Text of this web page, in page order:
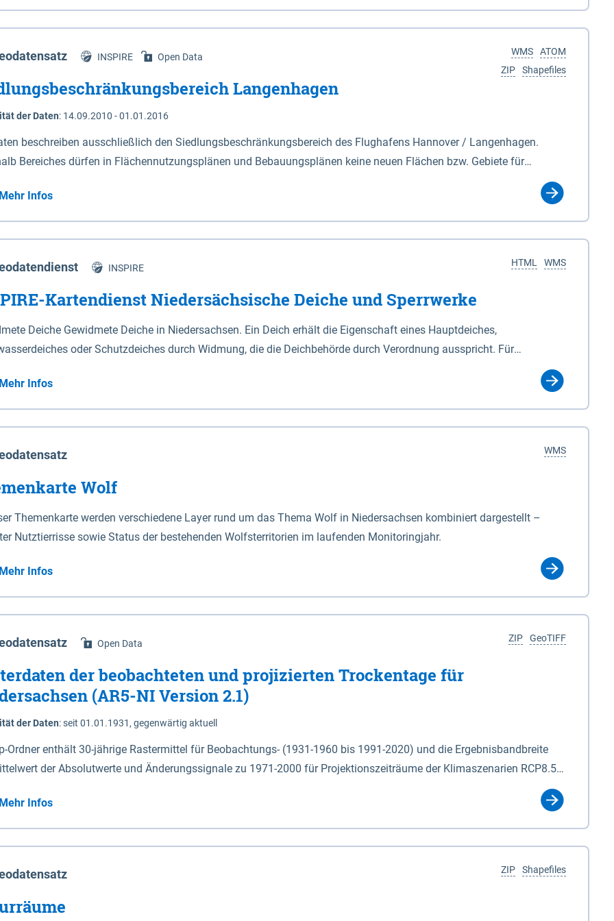
Niedersachsen (vgl. Abb. 4-1) entlang der Elbe zwischen Schnackenburg im Osten und Hohnstorf (Elbe) im Westen
472,5 bei Schnackenburg bis 569 bei Lauenburg). Das Biosphärenreservat umfasst Teile der Landkreise
Dannenberg und Lüneburg.
ATOM
WMS
Shapefiles
ZIP
INSPIRE Open Data
Langenhagen
der Daten: 14.09.2010 - 01.01.2016
beschreiben ausschließlich den Siedlungsbeschränkungsbereich des Flughafens Hannover / Langenhagen.
Bereiches dürfen in Flächennutzungsplänen und Bebauungsplänen keine neuen Flächen bzw. Gebiete für
Mehr Infos
WMS
HTML
INSPIRE
Kartendienst Niedersächsische Deiche und Sperrwerke
Deiche Gewidmete Deiche in Niedersachsen. Ein Deich erhält die Eigenschaft eines Hauptdeiches,
oder Schutzdeiches durch Widmung, die die Deichbehörde durch Verordnung ausspricht. Für
Deiche gelten die Bestimmungen des Niedersächsischen Deichgesetzes (NDG). Die Widmung "2.Deichlinie" ist
Sperrwerke Sperrwerke sind Bauwerke mit Sperrvorrichtungen in Tidegewässern, die dem
eines Gebietes vor erhöhten Tiden, vor allem vor Sturmfluten, zu dienen bestimmt sind (§2 Abs.3 NDG). Ein Bauwerk
Art erhält die Eigenschaft eines Sperrwerkes durch Widmung, die die Deichbehörde durch Verordnung
Mehr Infos
WMS
Wolf
Themenkarte werden verschiedene Layer rund um das Thema Wolf in Niedersachsen kombiniert dargestellt –
Nutztierrisse sowie Status der bestehenden Wolfsterritorien im laufenden Monitoringjahr.
Mehr Infos
GeoTIFF
ZIP
Open Data
der beobachteten und projizierten Trockentage für
(AR5-NI Version 2.1)
der Daten:seit 01.01.1931, gegenwärtig aktuell
Ordner enthält 30-jährige Rastermittel für Beobachtungs- (1931-1960 bis 1991-2020) und die Ergebnisbandbreite
der Absolutwerte und Änderungssignale zu 1971-2000 für Projektionszeiträume der Klimaszenarien RCP8.5
(Jun. - Aug.) - au: Herbst (Sep. - Nov.) - wi: Winter (Dez. - Feb.) - hyr:
Jahr (Nov. - Okt.) - hsu: Hydrologisches Sommerhalbjahr (Mai - Okt.) - hwi: Hydrologisches Winterhalbjahr
- vd: Vegetationsruhe (Okt. - Mär.) Neben den Rasterdaten ist eine
zu den Dateinamen und für eine Darstellung im GIS eine Klassifizierung der Rasterdaten mit Klassenname und
code gegeben.
Mehr Infos
Shapefiles
ZIP